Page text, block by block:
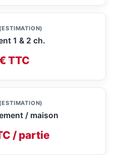
1 & 2 ch.
TTC
/ maison
/ partie